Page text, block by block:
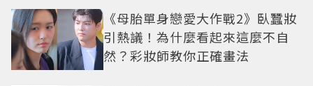
《母胎單身戀愛大作戰2》臥蠶妝
引熱議！為什麼看起來這麼不自
然？彩妝師教你正確畫法